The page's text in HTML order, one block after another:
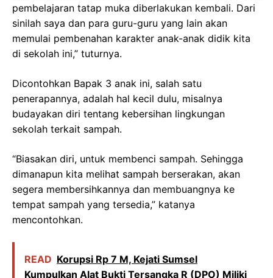
pembelajaran tatap muka diberlakukan kembali. Dari
sinilah saya dan para guru-guru yang lain akan
memulai pembenahan karakter anak-anak didik kita
di sekolah ini,” tuturnya.
Dicontohkan Bapak 3 anak ini, salah satu
penerapannya, adalah hal kecil dulu, misalnya
budayakan diri tentang kebersihan lingkungan
sekolah terkait sampah.
“Biasakan diri, untuk membenci sampah. Sehingga
dimanapun kita melihat sampah berserakan, akan
segera membersihkannya dan membuangnya ke
tempat sampah yang tersedia,” katanya
mencontohkan.
READ Korupsi Rp 7 M, Kejati Sumsel
Kumpulkan Alat Bukti Tersangka R (DPO) Miliki